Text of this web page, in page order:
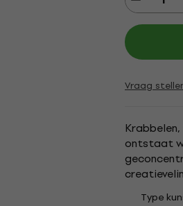
Vraag
ontstaat
Type